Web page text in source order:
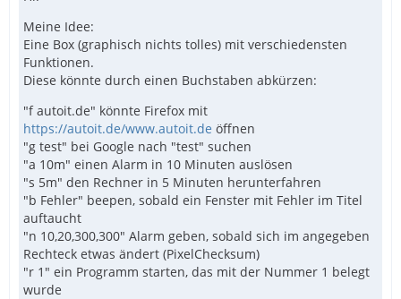
Meine Idee:
Eine Box (graphisch nichts tolles) mit verschiedensten
Funktionen.
Diese könnte durch einen Buchstaben abkürzen:
"f autoit.de" könnte Firefox mit
https://autoit.de/www.autoit.de öffnen
"g test" bei Google nach "test" suchen
"a 10m" einen Alarm in 10 Minuten auslösen
"s 5m" den Rechner in 5 Minuten herunterfahren
"b Fehler" beepen, sobald ein Fenster mit Fehler im Titel
auftaucht
"n 10,20,300,300" Alarm geben, sobald sich im angegeben
Rechteck etwas ändert (PixelChecksum)
"r 1" ein Programm starten, das mit der Nummer 1 belegt
wurde